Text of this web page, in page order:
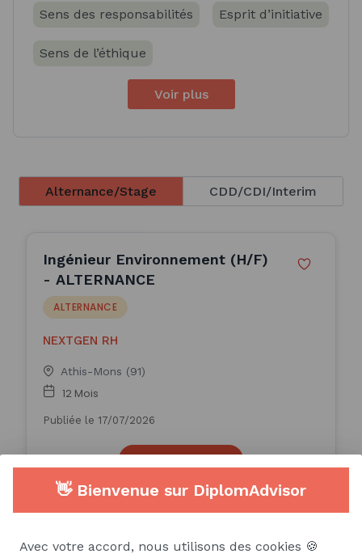
Sens des responsabilités Esprit d’initiative
Sens de l’éthique
Voir plus
Alternance/Stage CDD/CDI/Interim
Ingénieur Environnement (H/F)
- ALTERNANCE
ALTERNANCE
NEXTGEN RH
Athis-Mons (91)
12 Mois
Publiée le 17/07/2026
Alternance - Technicien
👋 Bienvenue sur DiplomAdvisor
Avec votre accord, nous utilisons des cookies 🍪